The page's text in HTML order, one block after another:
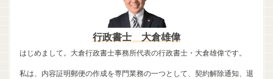
行政書士 大倉雄偉
はじめまして。大倉行政書士事務所代表の行政書士・大倉雄偉です。
私は、内容証明郵便の作成を専門業務の一つとして、契約解除通知、退